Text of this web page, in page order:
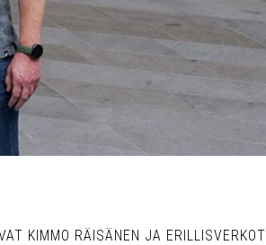
KIMMO RÄISÄNEN JA ERILLISVERKOT